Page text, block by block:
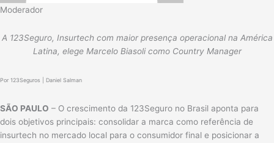
Moderador
A 123Seguro, Insurtech com maior presença operacional na América
Latina, elege Marcelo Biasoli como Country Manager
Por 123Seguros | Daniel Salman
SÃO PAULO – O crescimento da 123Seguro no Brasil aponta para
dois objetivos principais: consolidar a marca como referência de
insurtech no mercado local para o consumidor final e posicionar a